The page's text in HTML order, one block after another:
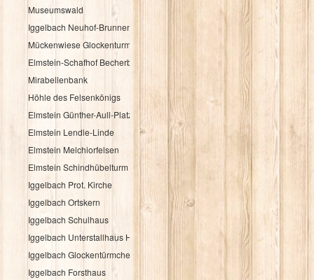
Museumswald
Iggelbach Neuhof-Brunnen
Mückenwiese Glockenturm
Elmstein-Schafhof Becherbaum
Mirabellenbank
Höhle des Felsenkönigs
Elmstein Günther-Aull-Platz
Elmstein Lendle-Linde
Elmstein Melchiorfelsen
Elmstein Schindhübelturm
Iggelbach Prot. Kirche
Iggelbach Ortskern
Iggelbach Schulhaus
Iggelbach Unterstallhaus Hübelgasse 1
Iggelbach Glockentürmchen
Iggelbach Forsthaus